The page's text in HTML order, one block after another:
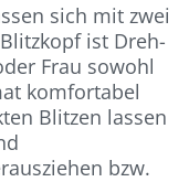
sich mit zwei
ist Dreh-
Frau sowohl
komfortabel
Blitzen lassen
bzw.